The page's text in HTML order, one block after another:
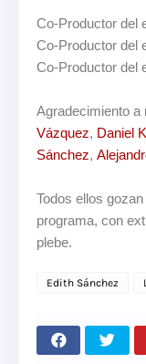
Co-Productor del
Co-Productor del
Co-Productor del
Agradecimiento a
Vázquez, Daniel
Sánchez,
Todos ellos
programa, con
plebe.
Edith Sánchez